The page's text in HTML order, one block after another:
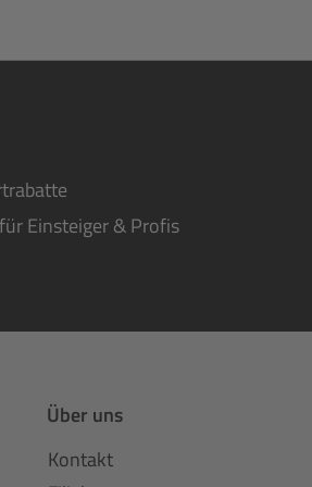
Einsteiger & Profis
Über uns
Kontakt